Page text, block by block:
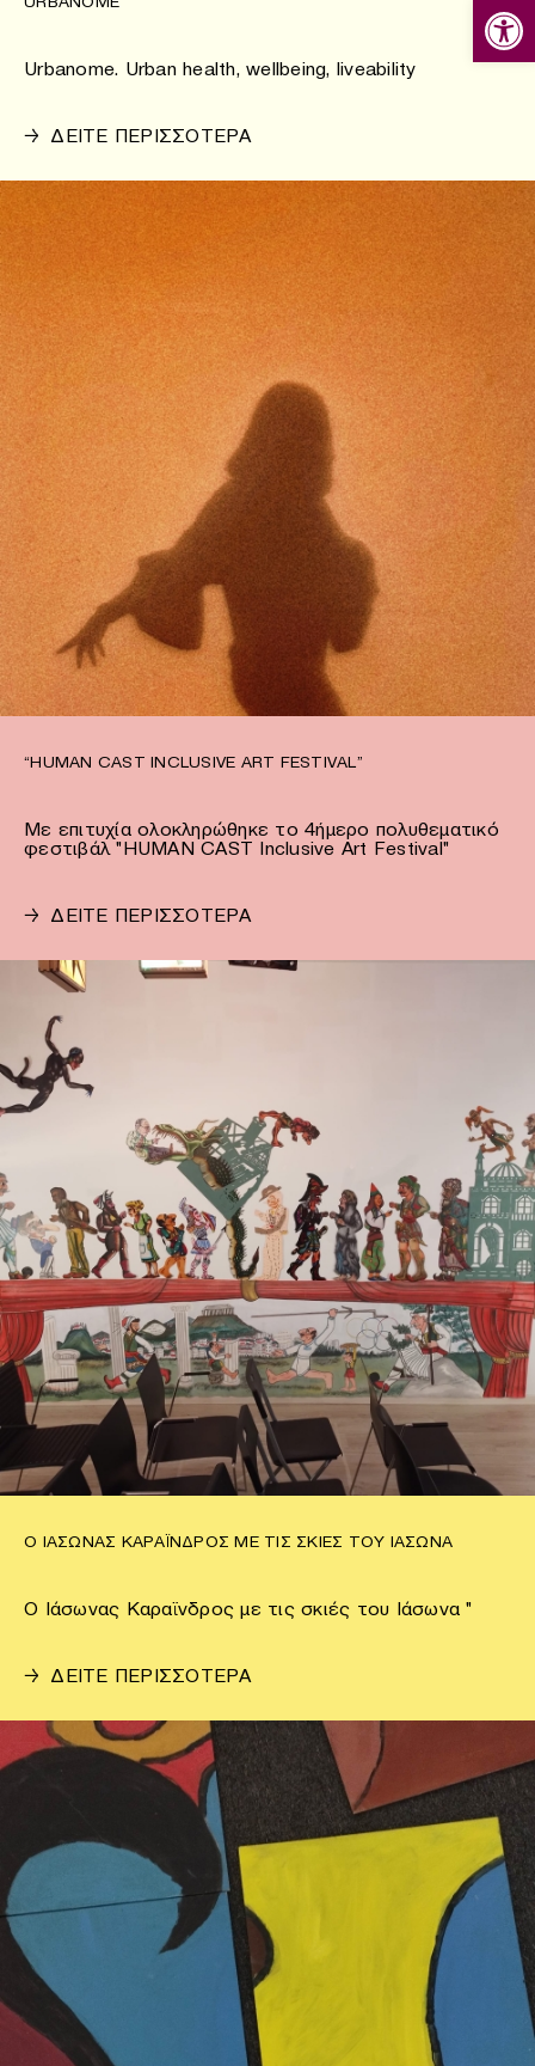
Urbanome. Urban health, wellbeing, liveability
→ ΔΕΙΤΕ ΠΕΡΙΣΣΟΤΕΡΑ
“HUMAN CAST INCLUSIVE ART FESTIVAL”
Με επιτυχία ολοκληρώθηκε το 4ήμερο πολυθεματικό
φεστιβάλ "HUMAN CAST Inclusive Art Festival"
→ ΔΕΙΤΕ ΠΕΡΙΣΣΟΤΕΡΑ
Ο ΙΆΣΩΝΑΣ ΚΑΡΑΪΝΔΡΟΣ ΜΕ ΤΙΣ ΣΚΙΈΣ ΤΟΥ ΙΆΣΩΝΑ
Ο Ιάσωνας Καραϊνδρος με τις σκιές του Ιάσωνα "
→ ΔΕΙΤΕ ΠΕΡΙΣΣΟΤΕΡΑ